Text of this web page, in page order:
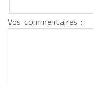
Vos commentaires :